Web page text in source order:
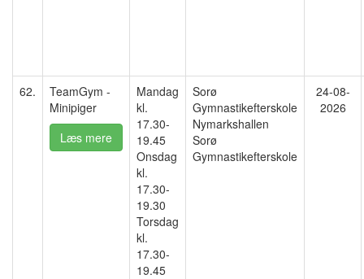
62.
TeamGym -
Minipiger
Læs mere
Mandag
kl.
17.30-
19.45
Onsdag
kl.
17.30-
19.30
Torsdag
kl.
17.30-
19.45
Sorø
Gymnastikefterskole
Nymarkshallen
Sorø
Gymnastikefterskole
24-08-
2026